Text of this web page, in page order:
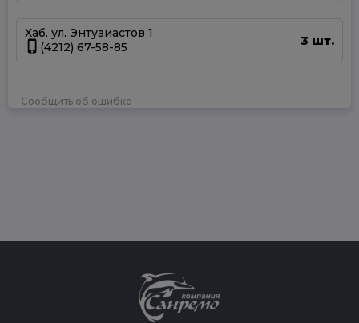
Хаб. ул. Энтузиастов 1
(4212) 67-58-85
3 шт.
Сообщить об ошибке